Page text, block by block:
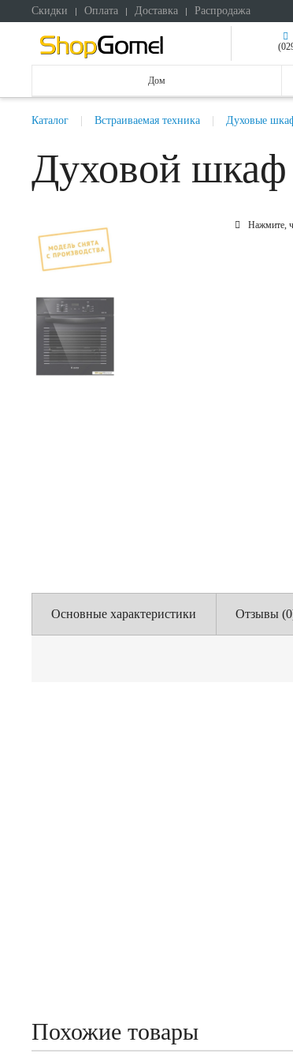
Скидки Оплата Доставка Распродажа
Дом
Каталог Встраиваемая техника Духовые
Духовой шкаф
Нажмите,
Основные характеристики Отзывы
Похожие товары